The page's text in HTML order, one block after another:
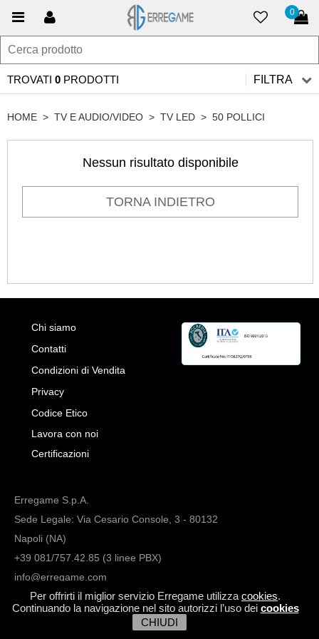
Per offrirti il miglior servizio Erregame utilizza cookies.
Continuando la navigazione nel sito autorizzi l’uso dei cookies
CHIUDI
0
TROVATI 0 PRODOTTI FILTRA
HOME > TV E AUDIO/VIDEO > TV LED > 50 POLLICI
Nessun risultato disponibile
TORNA INDIETRO
Chi siamo
Contatti
Condizioni di Vendita
Privacy
Codice Etico
Lavora con noi
Certificazioni
Erregame S.p.A.
Sede Legale: Via Cesario Console, 3 - 80132
Napoli (NA)
+39 081/757.42.85 (3 linee PBX)
info@erregame.com